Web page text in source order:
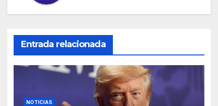
Entrada relacionada
NOTICIAS